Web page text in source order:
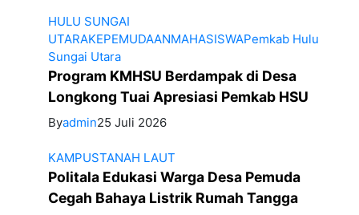
HULU SUNGAI
UTARAKEPEMUDAANMAHASISWAPemkab Hulu
Sungai Utara
Program KMHSU Berdampak di Desa
Longkong Tuai Apresiasi Pemkab HSU
Byadmin25 Juli 2026
KAMPUSTANAH LAUT
Politala Edukasi Warga Desa Pemuda
Cegah Bahaya Listrik Rumah Tangga